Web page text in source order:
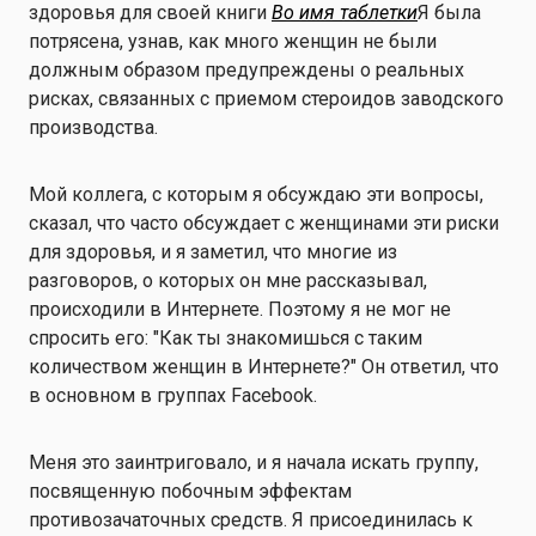
здоровья для своей книги Во имя таблеткиЯ была
потрясена, узнав, как много женщин не были
должным образом предупреждены о реальных
рисках, связанных с приемом стероидов заводского
производства.
Мой коллега, с которым я обсуждаю эти вопросы,
сказал, что часто обсуждает с женщинами эти риски
для здоровья, и я заметил, что многие из
разговоров, о которых он мне рассказывал,
происходили в Интернете. Поэтому я не мог не
спросить его: "Как ты знакомишься с таким
количеством женщин в Интернете?" Он ответил, что
в основном в группах Facebook.
Меня это заинтриговало, и я начала искать группу,
посвященную побочным эффектам
противозачаточных средств. Я присоединилась к